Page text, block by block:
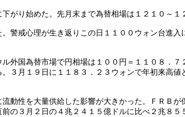
がり始めた。先月末まで為替相場は１２１０～１
警戒心理が生き返りこの日１１００ウォン台進
外国為替市場で円相場は１００円＝１１０８．
３月１９日に１１８３．２３ウォンで年初来高
動性を大量供給した影響が大きかった。ＦＲＢ
の３月２日の４兆２４１５億ドルに比べ２兆８